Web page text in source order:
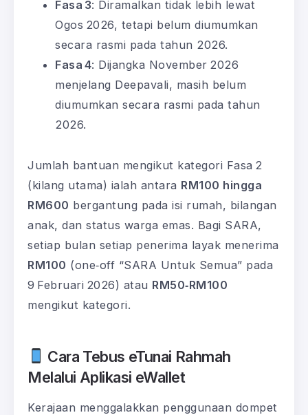
Fasa 3: Diramalkan tidak lebih lewat
Ogos 2026, tetapi belum diumumkan
secara rasmi pada tahun 2026.
Fasa 4: Dijangka November 2026
menjelang Deepavali, masih belum
diumumkan secara rasmi pada tahun
2026.
Jumlah bantuan mengikut kategori Fasa 2
(kilang utama) ialah antara RM100 hingga
RM600 bergantung pada isi rumah, bilangan
anak, dan status warga emas. Bagi SARA,
setiap bulan setiap penerima layak menerima
RM100 (one‑off “SARA Untuk Semua” pada
9 Februari 2026) atau RM50‑RM100
mengikut kategori.
Cara Tebus eTunai Rahmah
Melalui Aplikasi eWallet
Kerajaan menggalakkan penggunaan dompet